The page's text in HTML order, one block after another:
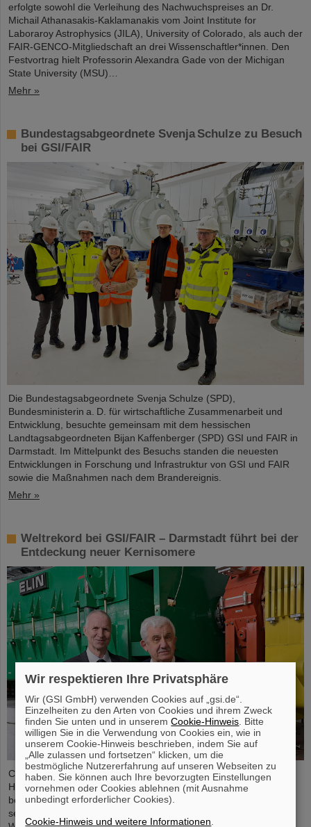
erfolgte sowohl die Verleihung des Nachwuchspreises an Dr.
Michail Athanasakis-Kaklamanakis vom Joint Institute for
Laboraroy Astrophysics (JILA), University of Colorado, als auch der
FAIR-GENCO-Mitgliedschaft an drei Wissenschaftler*innen. Den
Festvortrag hielt Professorin Alexandra Gade von der Michigan
State University (MSU)…
Mehr »
Bundestagsabgeordnete Svenja Schulze zu Besuch
bei GSI/FAIR
Die Bundestagsabgeordnete Svenja Schulze (SPD),
Bundesministerin a. D. für wirtschaftliche Zusammenarbeit und
Entwicklung, besuchte gemeinsam mit dem hessischen
Landtagsabgeordneten Bijan Kaffenberger (SPD) GSI und FAIR in
Darmstadt. Im Mittelpunkt des Besuchs standen die neuesten
Entwicklungen in Forschung und Infrastruktur von GSI und FAIR
sowie die Maßnahmen nach dem Brandereignis.
Mehr »
Weltrekord bei GSI/FAIR – Darmstadt führt bei der
Entdeckung neuer Kernisomere
Chemische Elemente, neue Isotope, kleinste Teilchen – das GSI
Helmholtzzentrum für Schwerionenforschung in Darmstadt ist
bekannt für seine Entdeckungen, unter anderem von insgesamt
sechs superschweren Elementen. Nun gibt es einen neuen
Wir respektieren Ihre Privatsphäre
Wir (GSI GmbH) verwenden Cookies auf „gsi.de“.
Einzelheiten zu den Arten von Cookies und ihrem Zweck
finden Sie unten und in unseremCookie-Hinweis . Bitte
willigen Sie in die Verwendung von Cookies ein, wie in
unserem Cookie-Hinweis beschrieben, indem Sie auf
„Alle zulassen und fortsetzen“ klicken, um die
bestmögliche Nutzererfahrung auf unseren Webseiten zu
haben. Sie können auch Ihre bevorzugten Einstellungen
vornehmen oder Cookies ablehnen (mit Ausnahme
unbedingt erforderlicher Cookies).
Cookie-Hinweis und weitere Informationen